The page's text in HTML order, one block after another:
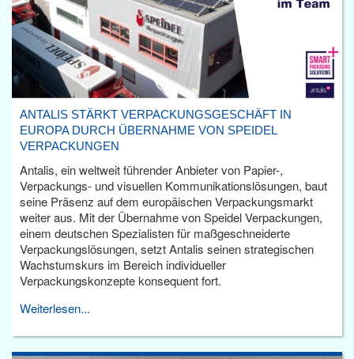
ANTALIS STÄRKT VERPACKUNGSGESCHÄFT IN
EUROPA DURCH ÜBERNAHME VON SPEIDEL
VERPACKUNGEN
Antalis, ein weltweit führender Anbieter von Papier-,
Verpackungs- und visuellen Kommunikationslösungen, baut
seine Präsenz auf dem europäischen Verpackungsmarkt
weiter aus. Mit der Übernahme von Speidel Verpackungen,
einem deutschen Spezialisten für maßgeschneiderte
Verpackungslösungen, setzt Antalis seinen strategischen
Wachstumskurs im Bereich individueller
Verpackungskonzepte konsequent fort.
Weiterlesen...